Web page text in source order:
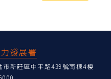
發展署
市新莊區中平路439號南棟4樓